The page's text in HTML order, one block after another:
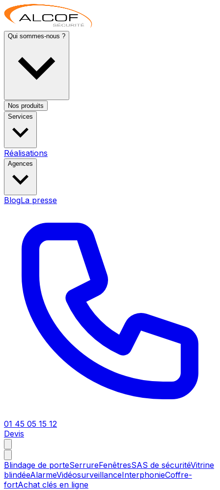
Qui sommes-nous ?
Nos produits
Services
Réalisations
Agences
BlogLa presse
01 45 05 15 12
Devis
Blindage de porteSerrureFenêtresSAS de sécuritéVitrine
blindéeAlarmeVidéosurveillanceInterphonieCoffre-
fortAchat clés en ligne